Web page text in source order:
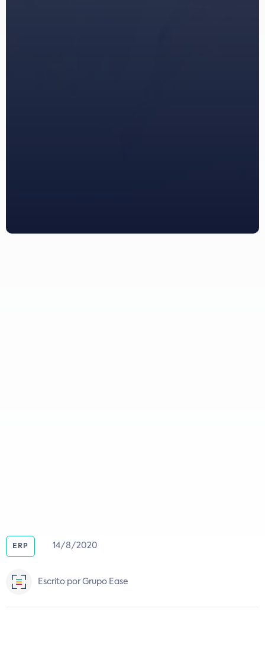
ERP 14/8/2020
Escrito por Grupo Ease